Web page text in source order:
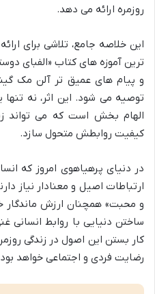
روزمره ارائه می دهد.
این خلاصه جامع، تلاشی برای
ترین آموزه های کتاب «الفبای
و پیام های عمیق تر آلن مک
توصیه می شود. این اثر، نه
الهام بخش است که می تواند
کیفیت روابطش متحول سازد.
در دنیای پرهیاهوی امروز که
ارتباطات اصیل و معنادار نیاز
و محبت» همچنان ارزش ماندگار
ساختن دنیایی با روابط
کار بستن این اصول در زندگی
رضایت فردی و اجتماعی خواهد